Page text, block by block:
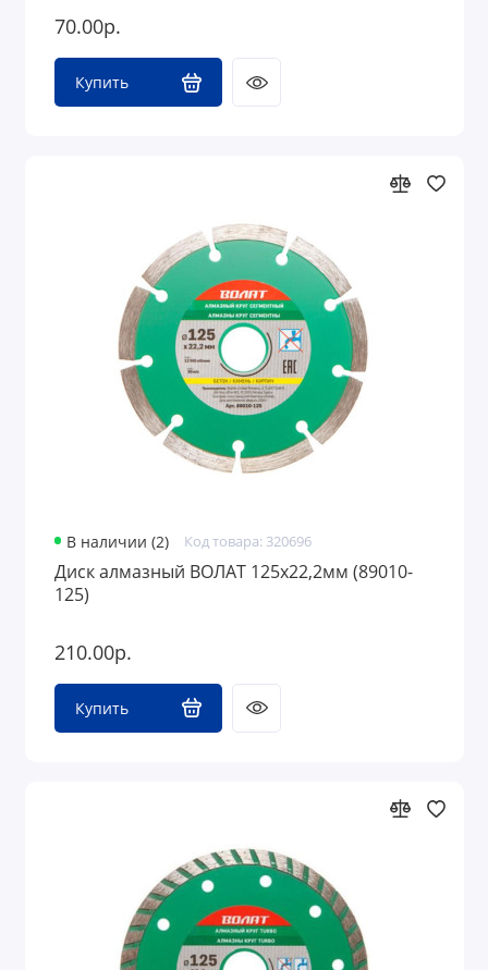
70.00р.
Купить
В наличии (2) Код товара: 320696
Диск алмазный ВОЛАТ 125х22,2мм (89010-
125)
210.00р.
Купить